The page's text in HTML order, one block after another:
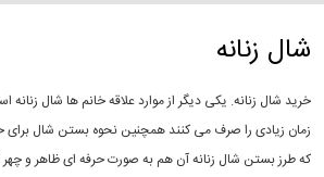
شال زنانه
خرید شال زنانه. یکی دیگر از موارد علاقه خانم ها شال
زمان زیادی را صرف می کنند همچنین نحوه بستن شال برای
که طرز بستن شال زنانه آن هم به صورت حرفه ای ظاهر و چهر